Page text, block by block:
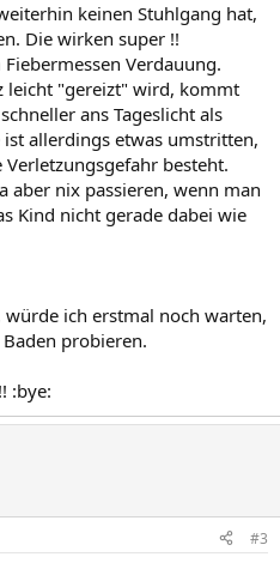
keinen Stuhlgang hat,
Die wirken super !!
Verdauung.
leicht "gereizt" wird, kommt
ans Tageslicht als
allerdings etwas umstritten,
besteht.
aber nix passieren, wenn man
Kind nicht gerade dabei wie
ich erstmal noch warten,
probieren.
:bye:
#3